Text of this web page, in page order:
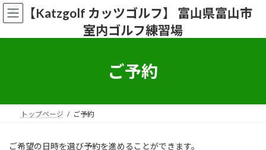
コ
ン
ン
ナ
ビ
ー
ご予約
トップページ ご予約
ご希望の日時を選び予約を進めることができます。